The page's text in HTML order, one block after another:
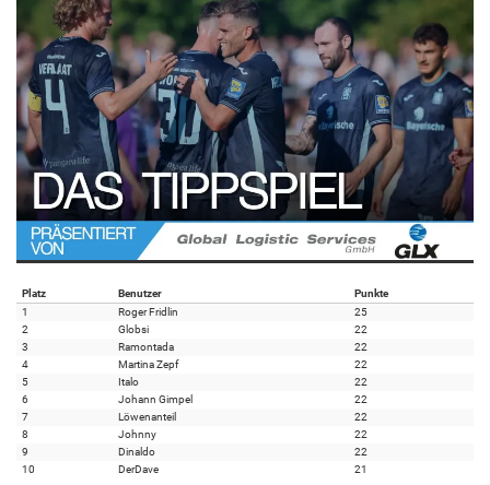
Platz Benutzer
Punkte
1
Roger Fridlin
25
2
Globsi
22
3
Ramontada
22
4
Martina Zepf
22
5
Italo
22
6
Johann Gimpel
22
7
Löwenanteil
22
8
Johnny
22
9
Dinaldo
22
10
DerDave 21